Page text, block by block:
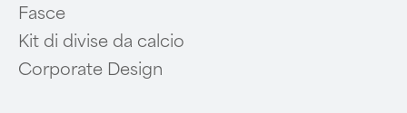
Fasce
Kit di divise da calcio
Corporate Design